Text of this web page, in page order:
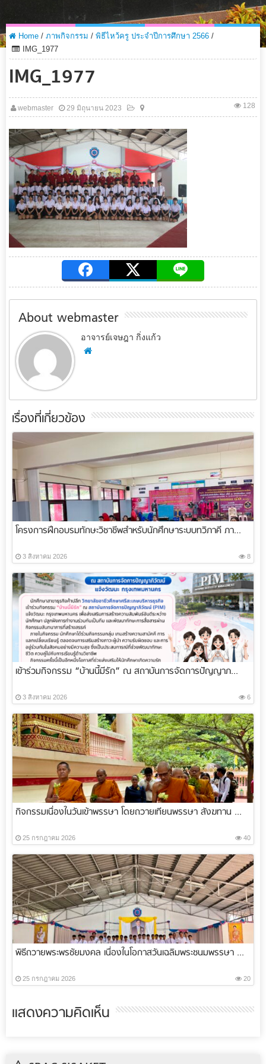
Home / ภาพกิจกรรม / พิธีไหว้ครู ประจำปีการศึกษา 2566 /
IMG_1977
IMG_1977
webmaster 29 มิถุนายน 2023 128
About webmaster
อาจารย์เจษฎา กิ่งแก้ว
เรื่องที่เกี่ยวข้อง
โครงการฝึกอบรมทักษะวิชาชีพสำหรับนักศึกษาระบบทวิภาคี ภา...
3 สิงหาคม 2026 8
เข้าร่วมกิจกรรม “บ้านนี้มีรัก” ณ สถาบันการจัดการปัญญาภ...
3 สิงหาคม 2026 6
กิจกรรมเนื่องในวันเข้าพรรษา โดยถวายเทียนพรรษา สังฆทาน ...
25 กรกฎาคม 2026 40
พิธีถวายพระพรชัยมงคล เนื่องในโอกาสวันเฉลิมพระชนมพรรษา ...
25 กรกฎาคม 2026 20
แสดงความคิดเห็น